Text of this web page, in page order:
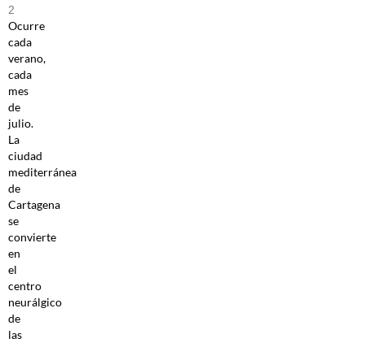
2
Ocurre
cada
verano,
cada
mes
de
julio.
La
ciudad
mediterránea
de
Cartagena
se
convierte
en
el
centro
neurálgico
de
las